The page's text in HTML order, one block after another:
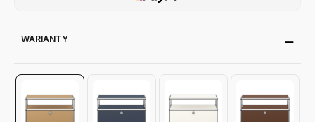
WARIANTY